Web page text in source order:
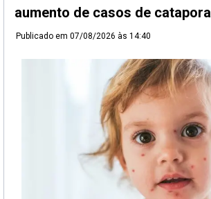
aumento de casos de catapora
Publicado em 07/08/2026 às 14:40